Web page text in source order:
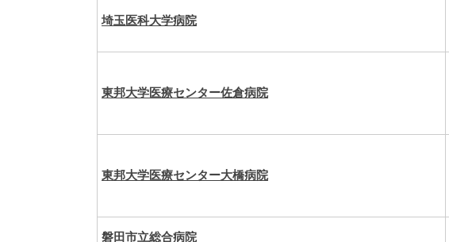
埼玉医科大学病院
東邦大学医療センター佐倉病院
東邦大学医療センター大橋病院
磐田市立総合病院